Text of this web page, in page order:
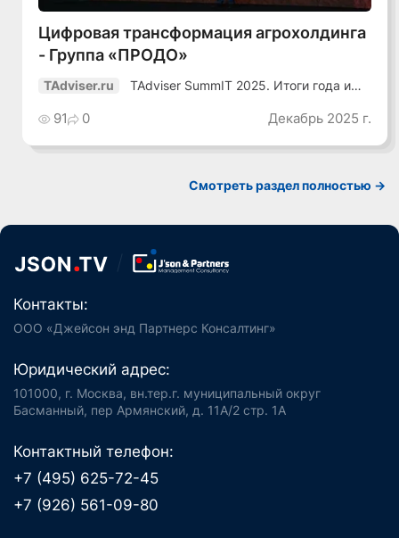
Цифровая трансформация агрохолдинга
- Группа «ПРОДО»
TAdviser.ru
TAdviser SummIT 2025. Итоги года и
91 0 Декабрь 2025 г.
Смотреть раздел полностью ->
Контакты:
ООО «Джейсон энд Партнерс Консалтинг»
Юридический адрес:
101000, г. Москва, вн.тер.г. муниципальный округ
Басманный, пер Армянский, д. 11А/2 стр. 1А
Контактный телефон:
+7 (495) 625-72-45
+7 (926) 561-09-80